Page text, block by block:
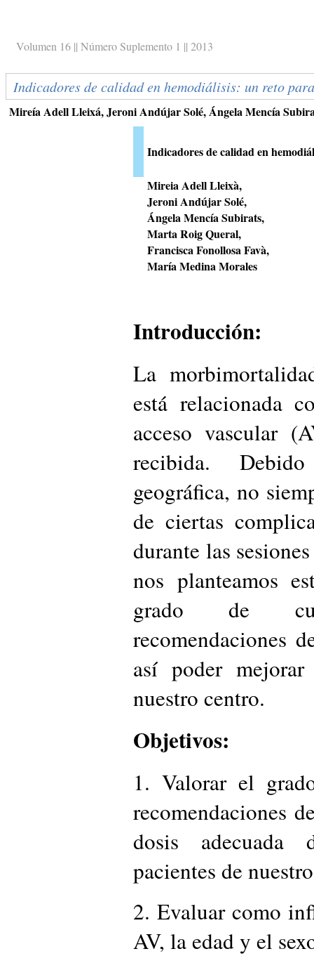
Volumen 16 || Número Suplemento 1 || 2013
Indicadores de calidad en hemodiálisis: un reto
Mireía Adell Lleixá, Jeroni Andújar Solé, Ángela Mencía
Indicadores de calidad en
Mireia Adell Lleixà,
Jeroni Andújar Solé,
Ángela Mencía Subirats,
Marta Roig Queral,
Francisca Fonollosa Favà,
María Medina Morales
Introducción:
La
está relacionada
acceso vascular
recibida.
geográfica, no
de ciertas
durante las
nos planteamos
grado de
recomendaciones
así poder
nuestro centro.
Objetivos:
1. Valorar el
recomendaciones
dosis
pacientes de
2. Evaluar como
AV, la edad y el